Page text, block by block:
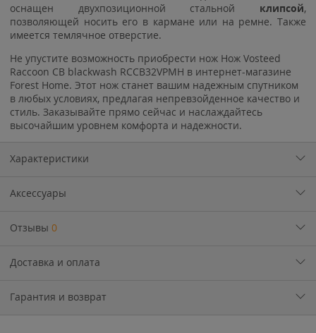
оснащен двухпозиционной стальной клипсой,
позволяющей носить его в кармане или на ремне. Также
имеется темлячное отверстие.
Не упустите возможность приобрести нож Нож Vosteed
Raccoon CB blackwash RCCB32VPMH в интернет-магазине
Forest Home. Этот нож станет вашим надежным спутником
в любых условиях, предлагая непревзойденное качество и
стиль. Заказывайте прямо сейчас и наслаждайтесь
высочайшим уровнем комфорта и надежности.
Характеристики
Аксессуары
Отзывы 0
Доставка и оплата
Гарантия и возврат